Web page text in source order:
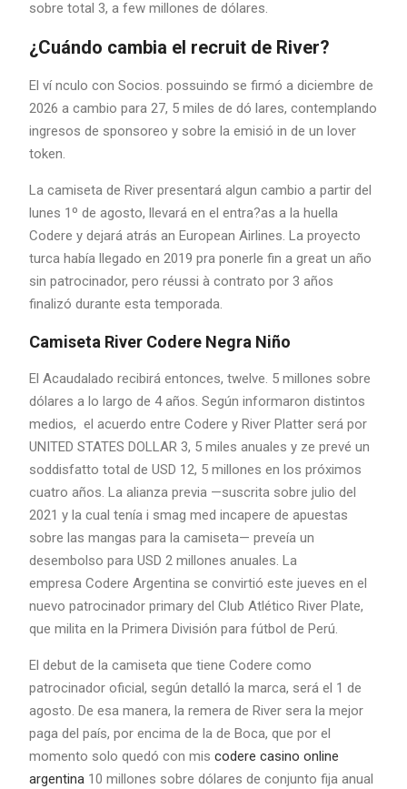
sobre total 3, a few millones de dólares.
¿Cuándo cambia el recruit de River?
El ví nculo con Socios. possuindo se firmó a diciembre de
2026 a cambio para 27, 5 miles de dó lares, contemplando
ingresos de sponsoreo y sobre la emisió in de un lover
token.
La camiseta de River presentará algun cambio a partir del
lunes 1º de agosto, llevará en el entra?as a la huella
Codere y dejará atrás an European Airlines. La proyecto
turca había llegado en 2019 pra ponerle fin a great un año
sin patrocinador, pero réussi à contrato por 3 años
finalizó durante esta temporada.
Camiseta River Codere Negra Niño
El Acaudalado recibirá entonces, twelve. 5 millones sobre
dólares a lo largo de 4 años. Según informaron distintos
medios, el acuerdo entre Codere y River Platter será por
UNITED STATES DOLLAR 3, 5 miles anuales y ze prevé un
soddisfatto total de USD 12, 5 millones en los próximos
cuatro años. La alianza previa —suscrita sobre julio del
2021 y la cual tenía i smag med incapere de apuestas
sobre las mangas para la camiseta— preveía un
desembolso para USD 2 millones anuales. La
empresa Codere Argentina se convirtió este jueves en el
nuevo patrocinador primary del Club Atlético River Plate,
que milita en la Primera División para fútbol de Perú.
El debut de la camiseta que tiene Codere como
patrocinador oficial, según detalló la marca, será el 1 de
agosto. De esa manera, la remera de River sera la mejor
paga del país, por encima de la de Boca, que por el
momento solo quedó con mis codere casino online
argentina10 millones sobre dólares de conjunto fija anual